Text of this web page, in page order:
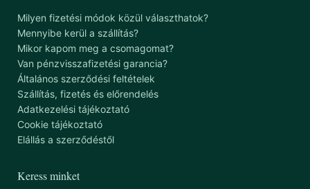
Milyen fizetési módok közül választhatok?
Mennyibe kerül a szállítás?
Mikor kapom meg a csomagomat?
Van pénzvisszafizetési garancia?
Általános szerződési feltételek
Szállítás, fizetés és előrendelés
Adatkezelési tájékoztató
Cookie tájékoztató
Elállás a szerződéstől
Keress minket